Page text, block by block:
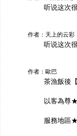
听说这次
作者：天上的云彩
听说这次
作者：歐巴
茶漁飯後
以客為尊
服務地區